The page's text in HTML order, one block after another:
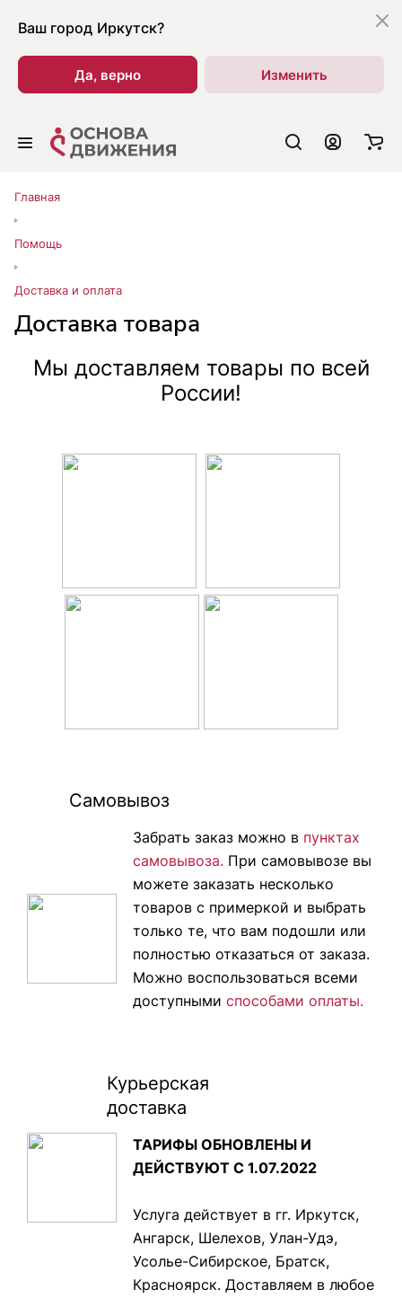
Ваш город Иркутск?
Да, верно Изменить
Главная
Помощь
Доставка и оплата
Доставка товара
Мы доставляем товары по всей
России!
Самовывоз
Забрать заказ можно в пунктах
самовывоза. При самовывозе вы
можете заказать несколько
товаров с примеркой и выбрать
только те, что вам подошли или
полностью отказаться от заказа.
Можно воспользоваться всеми
доступными способами оплаты.
Курьерская
доставка
ТАРИФЫ ОБНОВЛЕНЫ И
ДЕЙСТВУЮТ С 1.07.2022
Услуга действует в гг. Иркутск,
Ангарск, Шелехов, Улан-Удэ,
Усолье-Сибирское, Братск,
Красноярск. Доставляем в любое